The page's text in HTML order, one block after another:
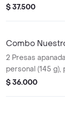
ajiaquillo o
$ 37.500
Combo
2 Presas
personal (145 g),
mediana (60 g) y
$ 36.000